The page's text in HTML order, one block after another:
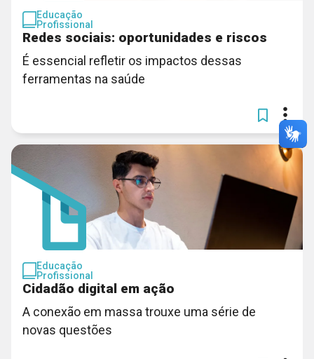
Educação
Profissional
Redes sociais: oportunidades e riscos
É essencial refletir os impactos dessas
ferramentas na saúde
Educação
Profissional
Cidadão digital em ação
A conexão em massa trouxe uma série de
novas questões